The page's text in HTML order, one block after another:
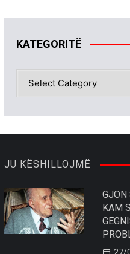
KATEGORITË
KATEGORITË
JU KËSHILLOJMË
GJON
KAM